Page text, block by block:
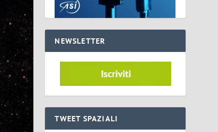
NEWSLETTER
TWEET SPAZIALI